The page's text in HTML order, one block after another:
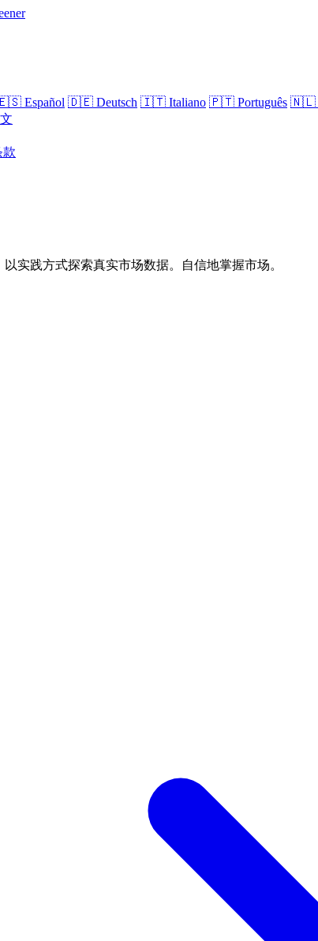
Español 🇩🇪 Deutsch 🇮🇹 Italiano 🇵🇹 Português 🇳🇱
款
实践方式探索真实市场数据。自信地掌握市场。